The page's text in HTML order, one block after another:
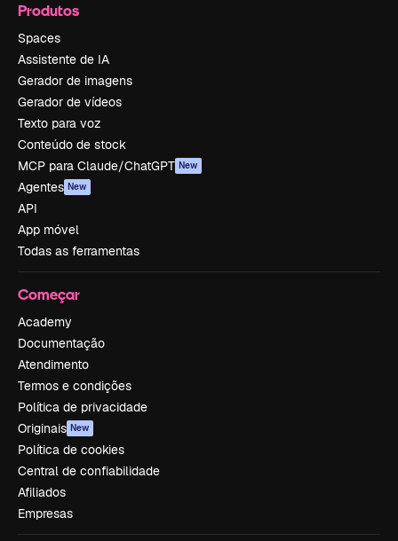
Produtos
Spaces
Assistente de IA
Gerador de imagens
Gerador de vídeos
Texto para voz
Conteúdo de stock
MCP para Claude/ChatGPT New
Agentes New
API
App móvel
Todas as ferramentas
Começar
Academy
Documentação
Atendimento
Termos e condições
Política de privacidade
Originais New
Política de cookies
Central de confiabilidade
Afiliados
Empresas